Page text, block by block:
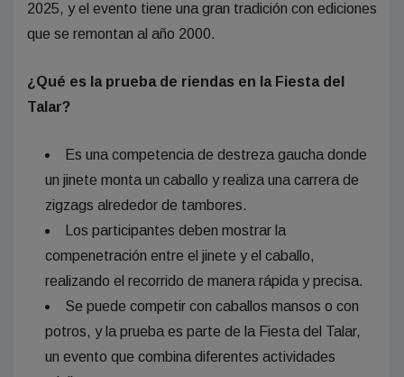
2025, y el evento tiene una gran tradición con ediciones
que se remontan al año 2000.
¿Qué es la prueba de riendas en la Fiesta del
Talar?
Es una competencia de destreza gaucha donde
un jinete monta un caballo y realiza una carrera de
zigzags alrededor de tambores.
Los participantes deben mostrar la
compenetración entre el jinete y el caballo,
realizando el recorrido de manera rápida y precisa.
Se puede competir con caballos mansos o con
potros, y la prueba es parte de la Fiesta del Talar,
un evento que combina diferentes actividades